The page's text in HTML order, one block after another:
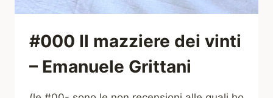
#000 Il mazziere dei vinti
– Emanuele Grittani